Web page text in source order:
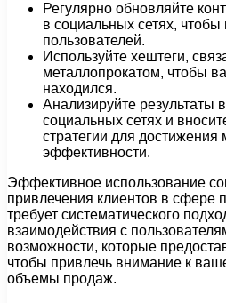
Регулярно обновляйте
в социальных сетях,
пользователей.
Используйте хештеги,
металлопрокатом, чтобы
находился.
Анализируйте результаты
социальных сетях и
стратегии для достижения
эффективности.
Эффективное использование
привлечения клиентов в сфере
требует систематического
взаимодействия с
возможности, которые
чтобы привлечь внимание к
объемы продаж.